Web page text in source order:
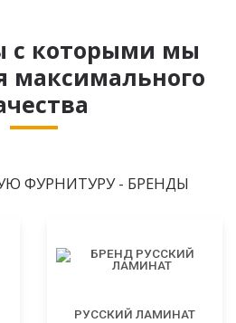
с которыми мы
максимального
ФУРНИТУРУ - БРЕНДЫ
РУССКИЙ ЛАМИНАТ